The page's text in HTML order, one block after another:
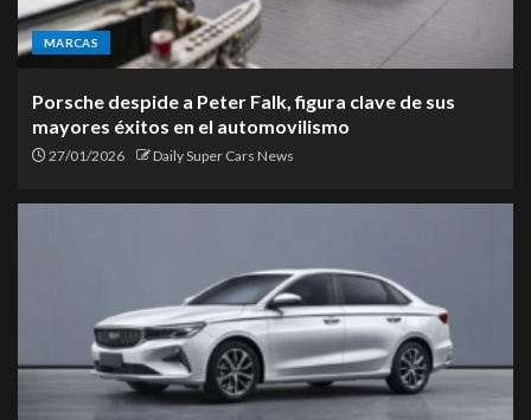
MARCAS
Porsche despide a Peter Falk, figura clave de sus
mayores éxitos en el automovilismo
27/01/2026 Daily Super Cars News